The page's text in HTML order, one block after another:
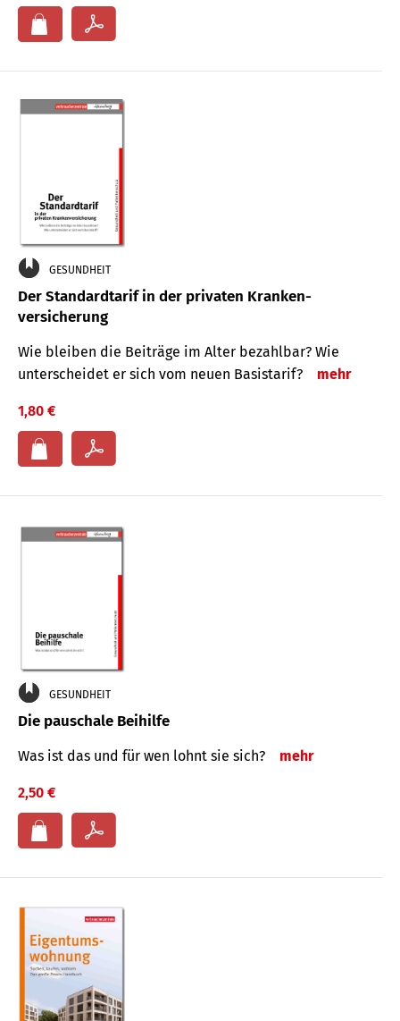
GESUNDHEIT
Der Standard­tarif in der privaten Kranken­
versicherung
Wie bleiben die Beiträge im Alter bezahlbar? Wie
unterscheidet er sich vom neuen Basistarif?
mehr
1,80 €
GESUNDHEIT
Die pauschale Beihilfe
Was ist das und für wen lohnt sie sich? mehr
2,50 €